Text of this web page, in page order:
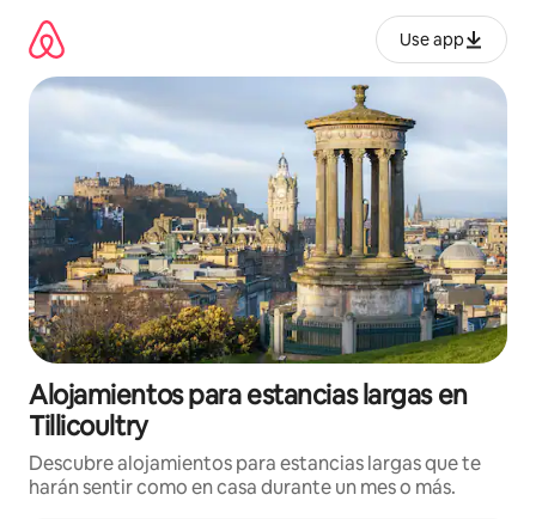
contenido
Use app
Alojamientos para estancias largas en
Tillicoultry
Descubre alojamientos para estancias largas que te
harán sentir como en casa durante un mes o más.